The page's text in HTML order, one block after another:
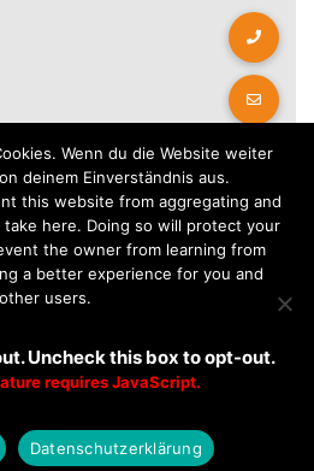
Wenn du die Website weiter
deinem Einverständnis aus.
this website from aggregating and
here. Doing so will protect your
the owner from learning from
a better experience for you and
other users.
Uncheck this box to opt-out.
requires JavaScript.
Datenschutzerklärung